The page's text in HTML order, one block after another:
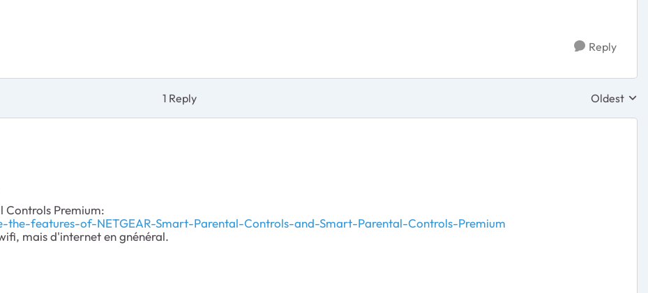
Reply
1 Reply Replies
Oldest
Controls Premium:
features-of-NETGEAR-Smart-Parental-Controls-and-Smart-Parental-Controls-Premium
mais d'internet en gnénéral.